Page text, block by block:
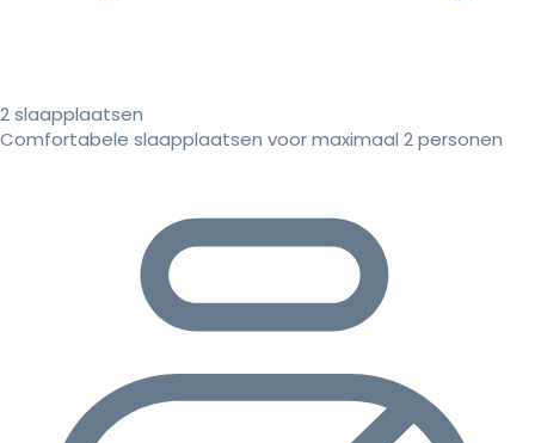
2 slaapplaatsen
Comfortabele slaapplaatsen voor maximaal 2 personen